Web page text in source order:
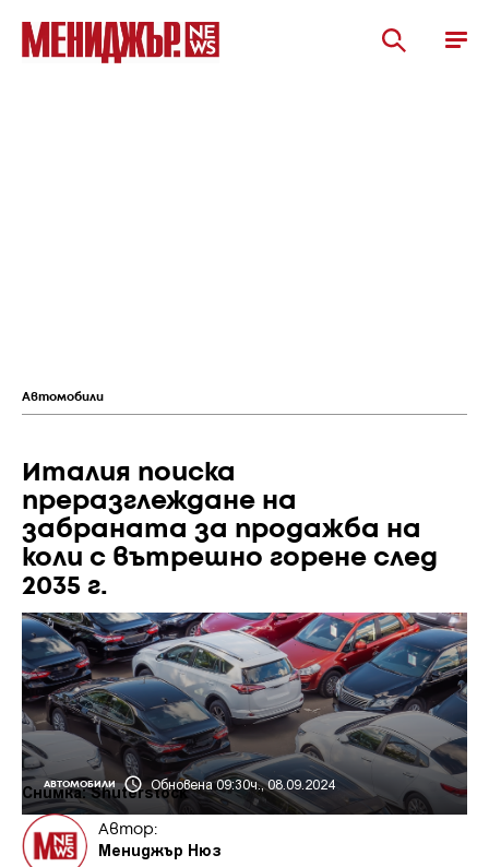
Автомобили
Италия поиска
преразглеждане на
забраната за продажба на
коли с вътрешно горене след
2035 г.
АВТОМОБИЛИ Обновена 09:30ч., 08.09.2024
Снимка: Shuterstock
Автор:
Мениджър Нюз